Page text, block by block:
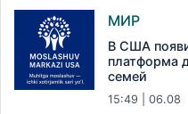
МИР
В США
платформа
семей
15:49 | 06.08